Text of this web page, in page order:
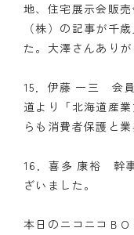
地、住宅展示会販
（株）の記事が千
た。大澤さんありが
15．伊藤 一三 会
道より「北海道産
らも消費者保護と
16．喜多 康裕 幹
ざいました。
本日のニコニコＢ